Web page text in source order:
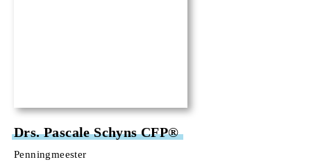
Drs. Pascale Schyns CFP®
Penningmeester